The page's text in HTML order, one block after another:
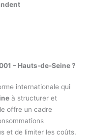
– Hauts-de-Seine ?
internationale qui
à structurer et
offre un cadre
et de limiter les coûts.